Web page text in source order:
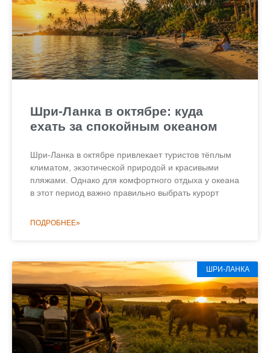
Шри-Ланка в октябре: куда
ехать за спокойным океаном
Шри-Ланка в октябре привлекает туристов тёплым
климатом, экзотической природой и красивыми
пляжами. Однако для комфортного отдыха у океана
в этот период важно правильно выбрать курорт
ПОДРОБНЕЕ»
ШРИ-ЛАНКА